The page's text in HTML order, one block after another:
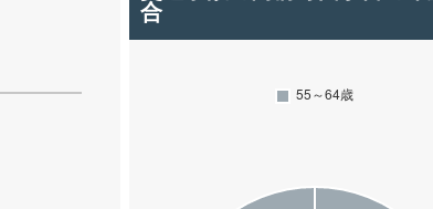
合